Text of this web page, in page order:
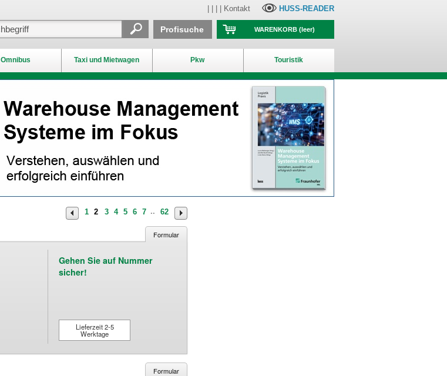
Omnibus Taxi und Mietwagen Pkw Touristik
Kontakt HUSS-READER
WARENKORB(leer)
Profisuche
1 2 3 4 5 6 7 ·· 62
Formular
Gehen Sie auf Nummer
sicher!
Lieferzeit 2-5
Werktage
Formular